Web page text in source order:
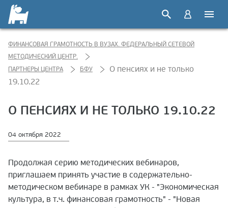
ФИНАНСОВАЯ ГРАМОТНОСТЬ В ВУЗАХ. ФЕДЕРАЛЬНЫЙ СЕТЕВОЙ
МЕТОДИЧЕСКИЙ ЦЕНТР.
ПАРТНЕРЫ ЦЕНТРА
БФУ
О пенсиях и не только
19.10.22
О ПЕНСИЯХ И НЕ ТОЛЬКО 19.10.22
04 октября 2022
Продолжая серию методических вебинаров,
приглашаем принять участие в содержательно-
методическом вебинаре в рамках УК - "Экономическая
культура, в т.ч. финансовая грамотность" - "Новая